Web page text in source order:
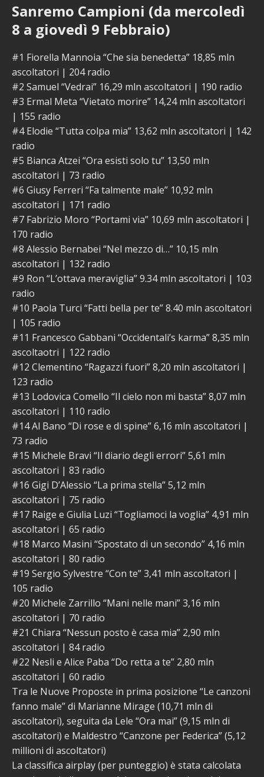
Sanremo Campioni (da mercoledì
8 a giovedì 9 Febbraio)
#1 Fiorella Mannoia “Che sia benedetta” 18,85 mln
ascoltatori | 204 radio
#2 Samuel “Vedrai” 16,29 mln ascoltatori | 190 radio
#3 Ermal Meta “Vietato morire” 14,24 mln ascoltatori
| 155 radio
#4 Elodie “Tutta colpa mia” 13,62 mln ascoltatori | 142
radio
#5 Bianca Atzei “Ora esisti solo tu” 13,50 mln
ascoltatori | 73 radio
#6 Giusy Ferreri “Fa talmente male” 10,92 mln
ascoltatori | 171 radio
#7 Fabrizio Moro “Portami via” 10,69 mln ascoltatori |
170 radio
#8 Alessio Bernabei “Nel mezzo di…” 10,15 mln
ascoltatori | 132 radio
#9 Ron “L’ottava meraviglia” 9.34 mln ascoltatori | 103
radio
#10 Paola Turci “Fatti bella per te” 8.40 mln ascoltatori
| 105 radio
#11 Francesco Gabbani “Occidentali’s karma” 8,35 mln
ascoltaotri | 122 radio
#12 Clementino “Ragazzi fuori” 8,20 mln ascoltatori |
123 radio
#13 Lodovica Comello “Il cielo non mi basta” 8,07 mln
ascoltatori | 110 radio
#14 Al Bano “Di rose e di spine” 6,16 mln ascoltatori |
73 radio
#15 Michele Bravi “Il diario degli errori” 5,61 mln
ascoltatori | 83 radio
#16 Gigi D’Alessio “La prima stella” 5,12 mln
ascoltatori | 75 radio
#17 Raige e Giulia Luzi “Togliamoci la voglia” 4,91 mln
ascoltatori | 65 radio
#18 Marco Masini “Spostato di un secondo” 4,16 mln
ascoltatori | 80 radio
#19 Sergio Sylvestre “Con te” 3,41 mln ascoltatori |
105 radio
#20 Michele Zarrillo “Mani nelle mani” 3,16 mln
ascoltatori | 70 radio
#21 Chiara “Nessun posto è casa mia” 2,90 mln
ascoltatori | 84 radio
#22 Nesli e Alice Paba “Do retta a te” 2,80 mln
ascoltatori | 60 radio
Tra le Nuove Proposte in prima posizione “Le canzoni
fanno male” di Marianne Mirage (10,71 mln di
ascoltatori), seguita da Lele “Ora mai” (9,15 mln di
ascoltatori) e Maldestro “Canzone per Federica” (5,12
millioni di ascoltatori)
La classifica airplay (per punteggio) è stata calcolata